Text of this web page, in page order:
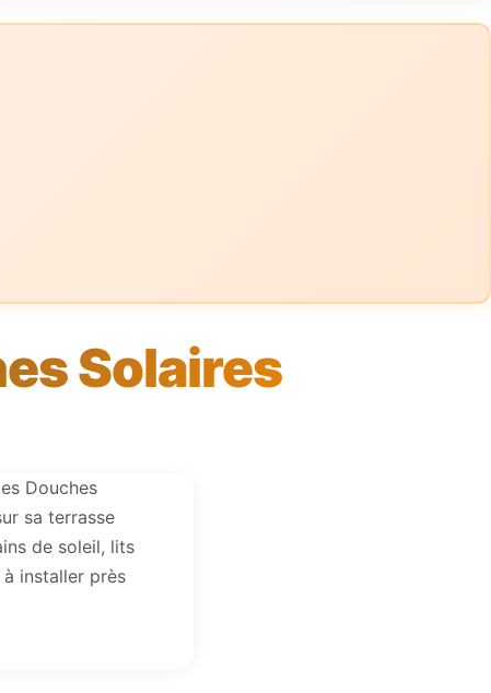
Solaires
Douches
sa terrasse
de soleil, lits
installer près